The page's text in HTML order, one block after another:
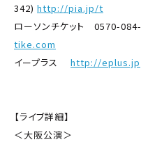
342) http://pia.jp/t
ローソンチケット 0570-
tike.com
イープラス http://eplus.jp
【ライブ詳細】
＜大阪公演＞